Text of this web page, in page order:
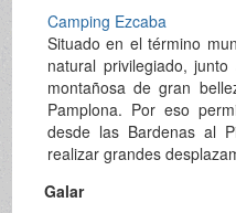
Camping Ezcaba
Situado en el término
natural privilegiado,
montañosa de gran
Pamplona. Por eso
desde las Bardenas al
realizar grandes
Galar